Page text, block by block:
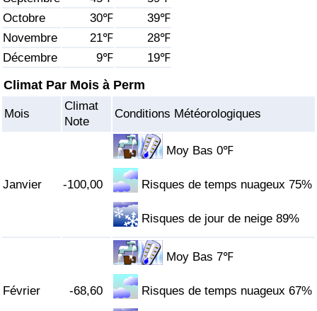
Octobre
30℉
39℉
Novembre
21℉
28℉
Décembre
9℉ 19℉
Climat Par Mois à Perm
Mois
Climat
Note
Conditions Météorologiques
Janvier -100,00
Moy Bas 0℉
Risques de temps nuageux 75%
Risques de jour de neige 89%
Février -68,60
Moy Bas 7℉
Risques de temps nuageux 67%
Soins de santé
Indice des soins de santé (Actuel)
Indice des soins de santé par Pays
Indice de Pollution (Actuel)
Indice de Pollution par Pays